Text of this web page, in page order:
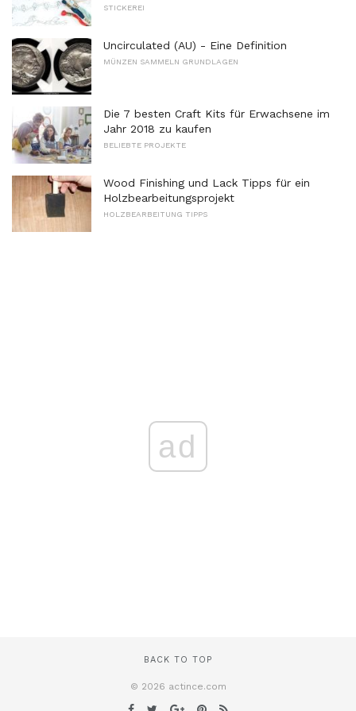
STICKEREI
Uncirculated (AU) - Eine Definition
MÜNZEN SAMMELN GRUNDLAGEN
Die 7 besten Craft Kits für Erwachsene im
Jahr 2018 zu kaufen
BELIEBTE PROJEKTE
Wood Finishing und Lack Tipps für ein
Holzbearbeitungsprojekt
HOLZBEARBEITUNG TIPPS
ad
BACK TO TOP
© 2026 actince.com